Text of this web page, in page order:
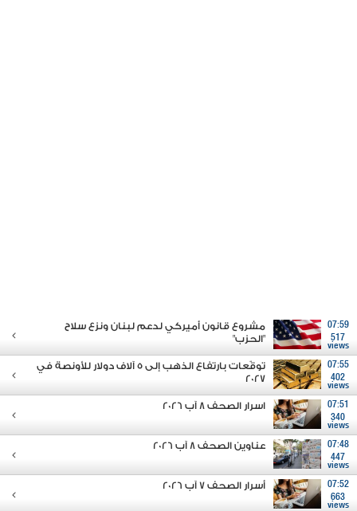
07:59
517
views
مشروع قانون أميركي لدعم لبنان ونزع سلاح
"الحزب"
07:55
402
views
توقّعات بارتفاع الذهب إلى 5 آلاف دولار للأونصة في
2027
07:51
340
views
اسرار الصحف 8 آب 2026
07:48
447
views
عناوين الصحف 8 آب 2026
07:52
663
views
أسرار الصحف 7 آب 2026